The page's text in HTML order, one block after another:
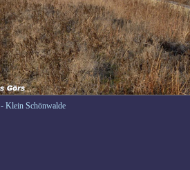
- Klein Schönwalde